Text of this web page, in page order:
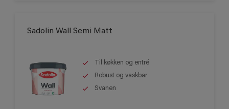
Sadolin Wall Semi Matt
Til køkken og entré
Robust og vaskbar
Svanen